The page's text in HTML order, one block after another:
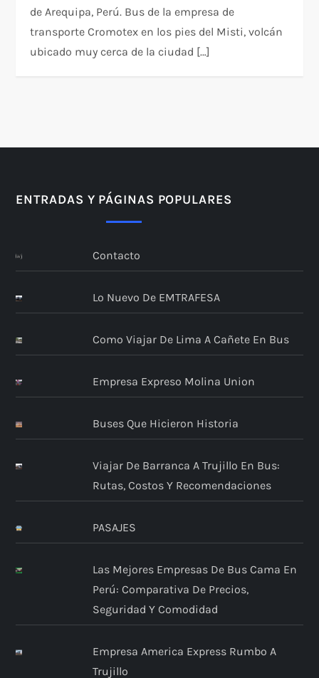
de Arequipa, Perú. Bus de la empresa de
transporte Cromotex en los pies del Misti, volcán
ubicado muy cerca de la ciudad […]
ENTRADAS Y PÁGINAS POPULARES
Contacto
Lo Nuevo De EMTRAFESA
Como Viajar De Lima A Cañete En Bus
Empresa Expreso Molina Union
Buses Que Hicieron Historia
Viajar De Barranca A Trujillo En Bus:
Rutas, Costos Y Recomendaciones
PASAJES
Las Mejores Empresas De Bus Cama En
Perú: Comparativa De Precios,
Seguridad Y Comodidad
Empresa America Express Rumbo A
Trujillo